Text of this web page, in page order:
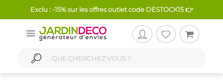
Exclu : -15% sur les offres outlet code DESTOCK15 👉